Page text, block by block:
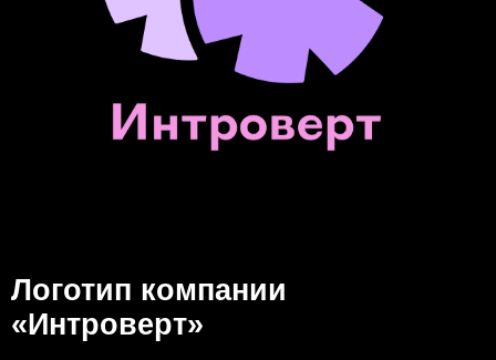
Логотип компании
«Интроверт»